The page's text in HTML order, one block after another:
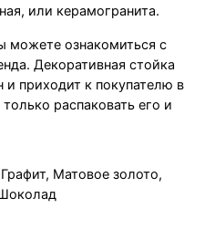
или керамогранита.
можете ознакомиться с
Декоративная стойка
и приходит к покупателю в
распаковать его и
Матовое золото,